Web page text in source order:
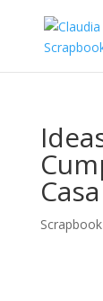
Casa
Scrapbook